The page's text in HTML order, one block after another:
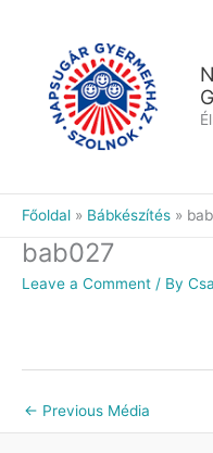
Főoldal Bábkészítés
bab027
Leave a Comment / By
← Previous Média